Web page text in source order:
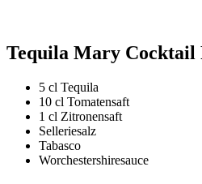
Tequila Mary Cocktail
5 cl Tequila
10 cl Tomatensaft
1 cl Zitronensaft
Selleriesalz
Tabasco
Worchestershiresauce